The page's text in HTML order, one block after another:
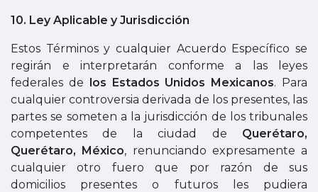
10. Ley Aplicable y Jurisdicción
Estos Términos y cualquier Acuerdo Específico se
regirán e interpretarán conforme a las leyes
federales de los Estados Unidos Mexicanos. Para
cualquier controversia derivada de los presentes, las
partes se someten a la jurisdicción de los tribunales
competentes de la ciudad de Querétaro,
Querétaro, México, renunciando expresamente a
cualquier otro fuero que por razón de sus
domicilios presentes o futuros les pudiera